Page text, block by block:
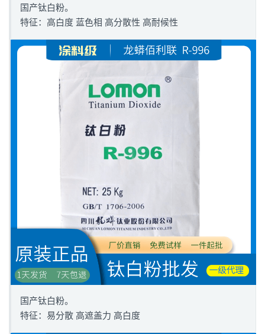
国产钛白粉。
特征：高白度 蓝色相 高分散性 高耐候性
国产钛白粉。
特征：易分散 高遮盖力 高白度